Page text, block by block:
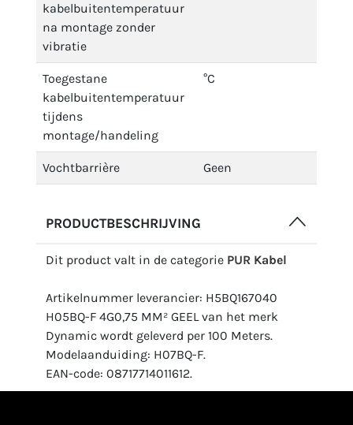
kabelbuitentemperatuur
na montage zonder
vibratie
Toegestane
kabelbuitentemperatuur
tijdens
montage/handeling
°C
Vochtbarrière Geen
PRODUCTBESCHRIJVING
Dit product valt in de categorie PUR Kabel
Artikelnummer leverancier: H5BQ167040
H05BQ-F 4G0,75 MM² GEEL van het merk
Dynamic wordt geleverd per 100 Meters.
Modelaanduiding: H07BQ-F.
EAN-code: 08717714011612.